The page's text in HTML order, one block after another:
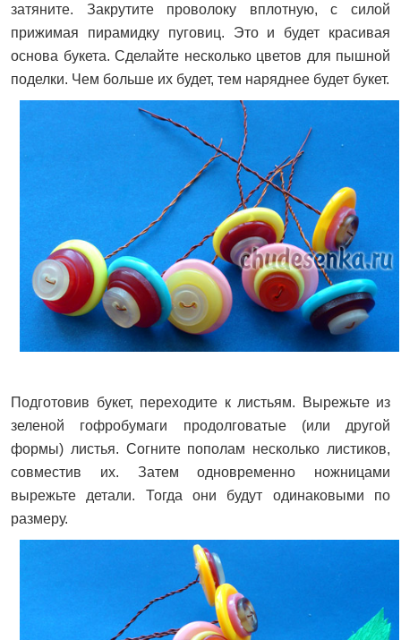
затяните. Закрутите проволоку вплотную, с силой
прижимая пирамидку пуговиц. Это и будет красивая
основа букета. Сделайте несколько цветов для пышной
поделки. Чем больше их будет, тем наряднее будет букет.
Подготовив букет, переходите к листьям. Вырежьте из
зеленой гофробумаги продолговатые (или другой
формы) листья. Согните пополам несколько листиков,
совместив их. Затем одновременно ножницами
вырежьте детали. Тогда они будут одинаковыми по
размеру.